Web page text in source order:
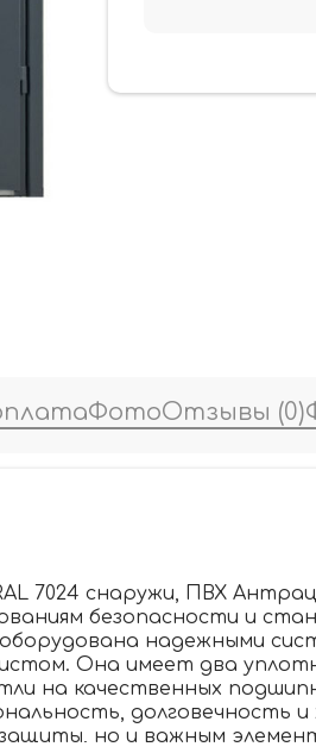
ФотоОтзывы (0)
7024 снаружи, ПВХ
безопасности и
надежными
Она имеет два
на качественных
долговечность и
но и важным